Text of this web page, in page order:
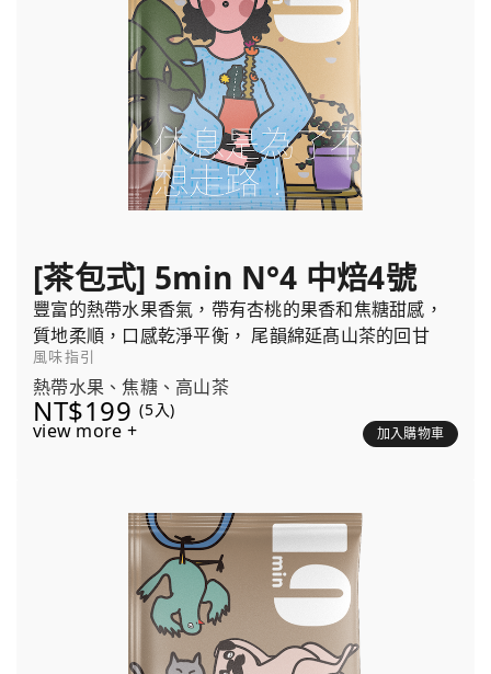
[茶包式] 5min N°4 中焙4號
豐富的熱帶水果香氣，帶有杏桃的果香和焦糖甜感，
質地柔順，口感乾淨平衡， 尾韻綿延髙山茶的回甘
風味指引
熱帶水果、焦糖、高山茶
NT$199 (5入)
view more + 加入購物車